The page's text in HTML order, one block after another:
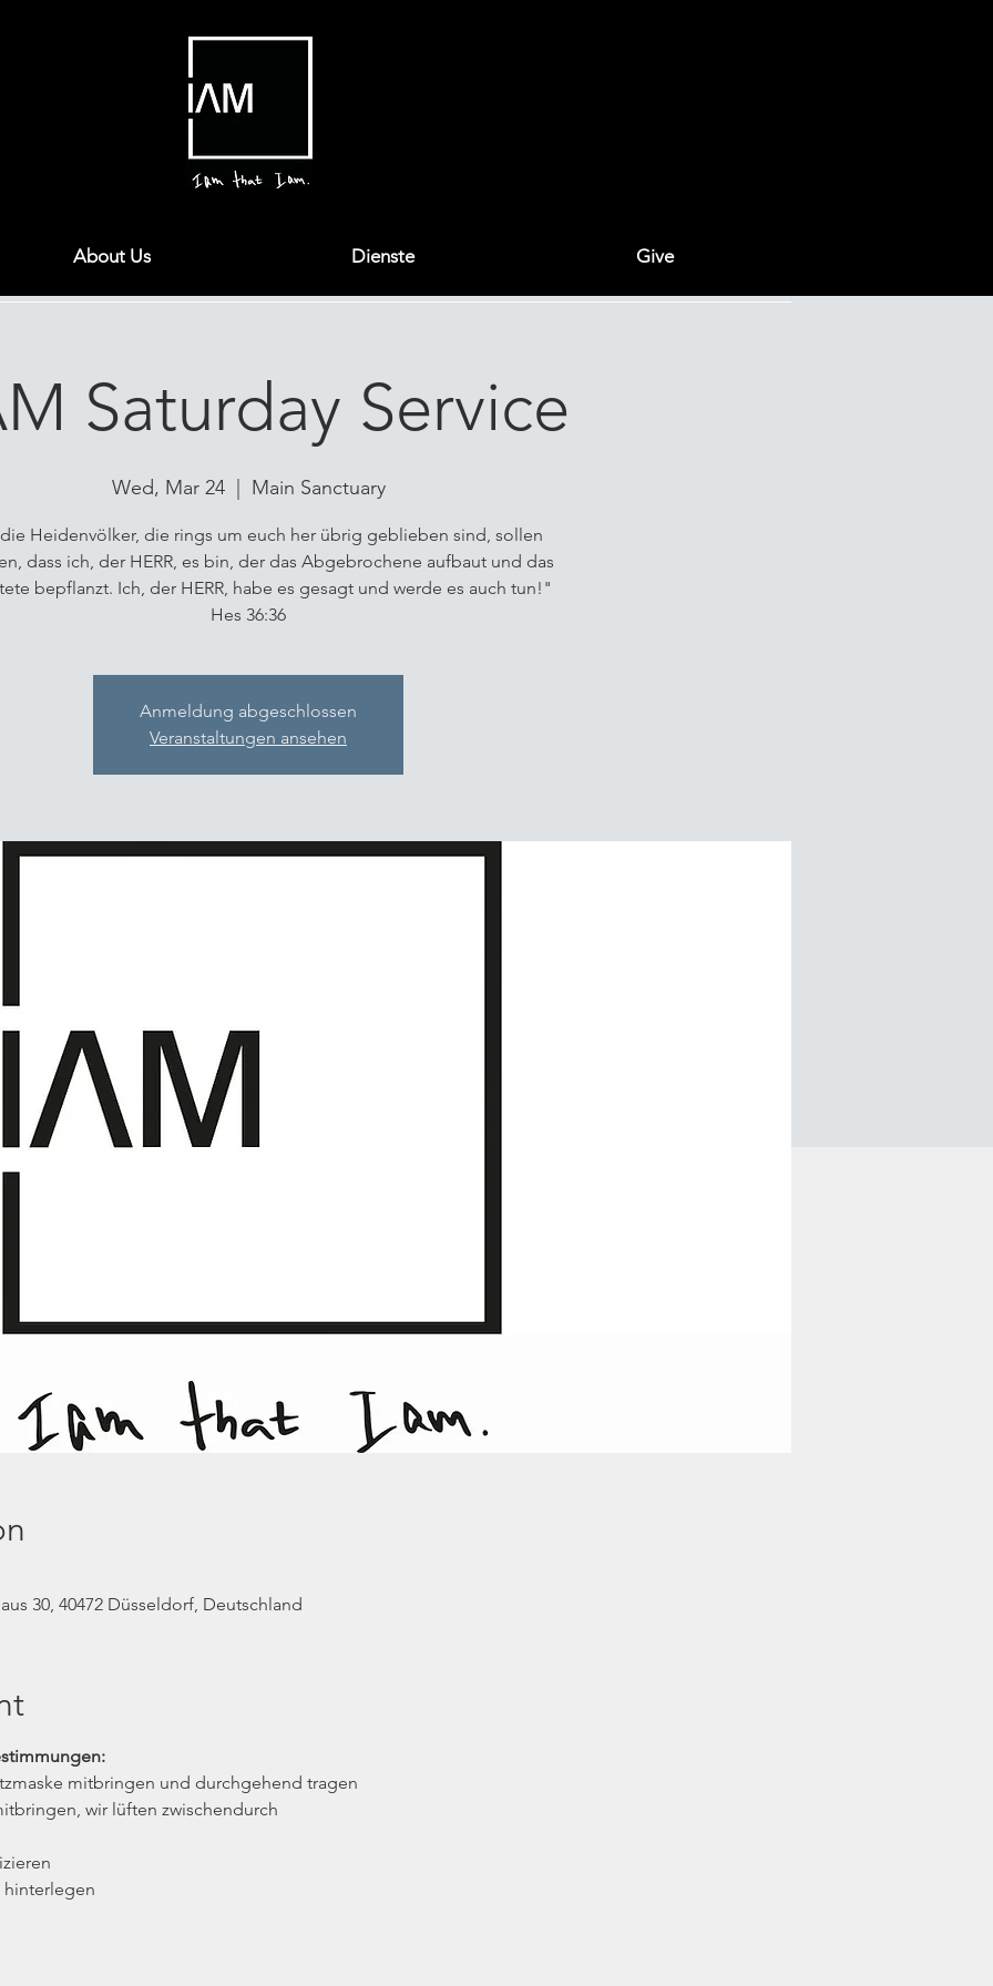
About Us Dienste Give
Saturday Service
Wed, Mar 24
  |
Main Sanctuary
Heidenvölker, die rings um euch her übrig geblieben sind, sollen
dass ich, der HERR, es bin, der das Abgebrochene aufbaut und das
bepflanzt. Ich, der HERR, habe es gesagt und werde es auch tun!"
Hes 36:36
Anmeldung abgeschlossen
Veranstaltungen ansehen
30, 40472 Düsseldorf, Deutschland
mitbringen und durchgehend tragen
wir lüften zwischendurch
hinterlegen